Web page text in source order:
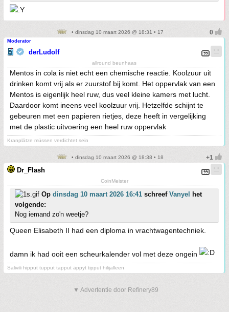
• dinsdag 10 maart 2026 @ 18:31 • 17
Moderator
derLudolf
allround beunhaas
Mentos in cola is niet echt een chemische reactie. Koolzuur uit
drinken komt vrij als er zuurstof bij komt. Het oppervlak van een
Mentos is eigenlijk heel ruw, dus veel kleine kamers met lucht.
Daardoor komt ineens veel koolzuur vrij. Hetzelfde schijnt te
gebeuren met een papieren rietjes, deze heeft in vergelijking
met de plastic uitvoering een heel ruw oppervlak
Kranplätze müssen verdichtet sein
• dinsdag 10 maart 2026 @ 18:38 • 18
Dr_Flash
CoinMeister
Op dinsdag 10 maart 2026 16:41 schreef Vanyel
het
volgende:
Nog iemand zo'n weetje?
Queen Elisabeth II had een diploma in vrachtwagentechniek.
damn ik had ooit een scheurkalender vol met deze ongein
Salivili hipput tupput tapput äppyt tipput hilijalleen
▼ Advertentie door Refinery89